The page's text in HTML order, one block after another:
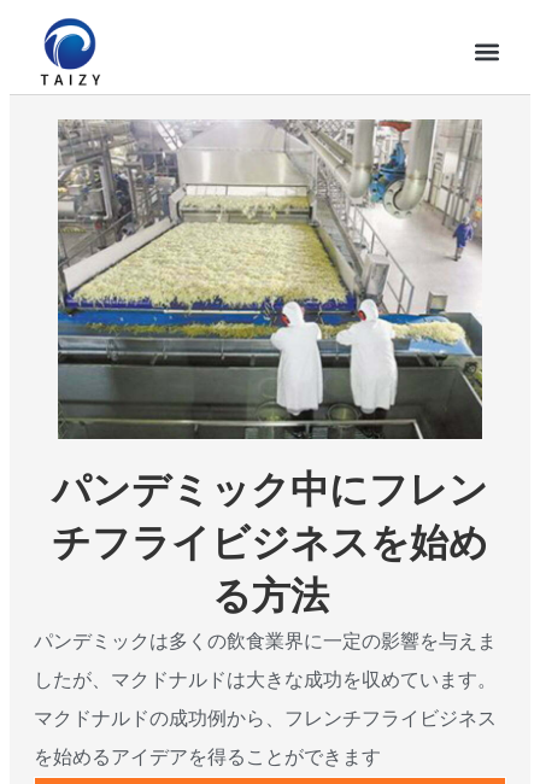
パンデミック中にフレン
チフライビジネスを始め
る方法
パンデミックは多くの飲食業界に一定の影響を与えま
したが、マクドナルドは大きな成功を収めています。
マクドナルドの成功例から、フレンチフライビジネス
を始めるアイデアを得ることができます